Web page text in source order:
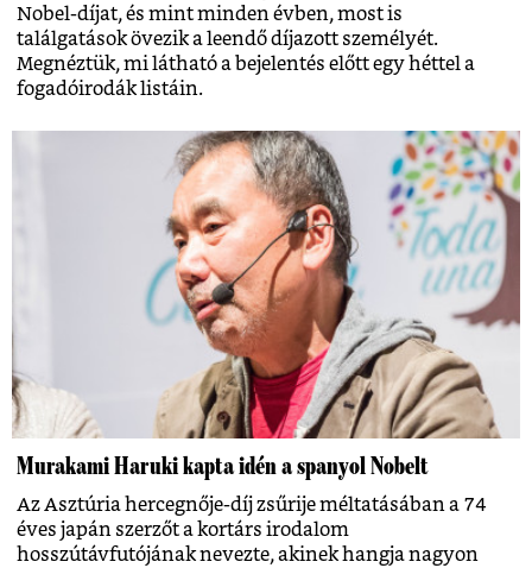
Nobel-díjat, és mint minden évben, most is
találgatások övezik a leendő díjazott személyét.
Megnéztük, mi látható a bejelentés előtt egy héttel a
fogadóirodák listáin.
Murakami Haruki kapta idén a spanyol Nobelt
Az Asztúria hercegnője-díj zsűrije méltatásában a 74
éves japán szerzőt a kortárs irodalom
hosszútávfutójának nevezte, akinek hangja nagyon